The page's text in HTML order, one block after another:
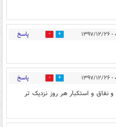
3 پاسخ
15 پاسخ
نفاق و استکبار هر روز نزدیک تر